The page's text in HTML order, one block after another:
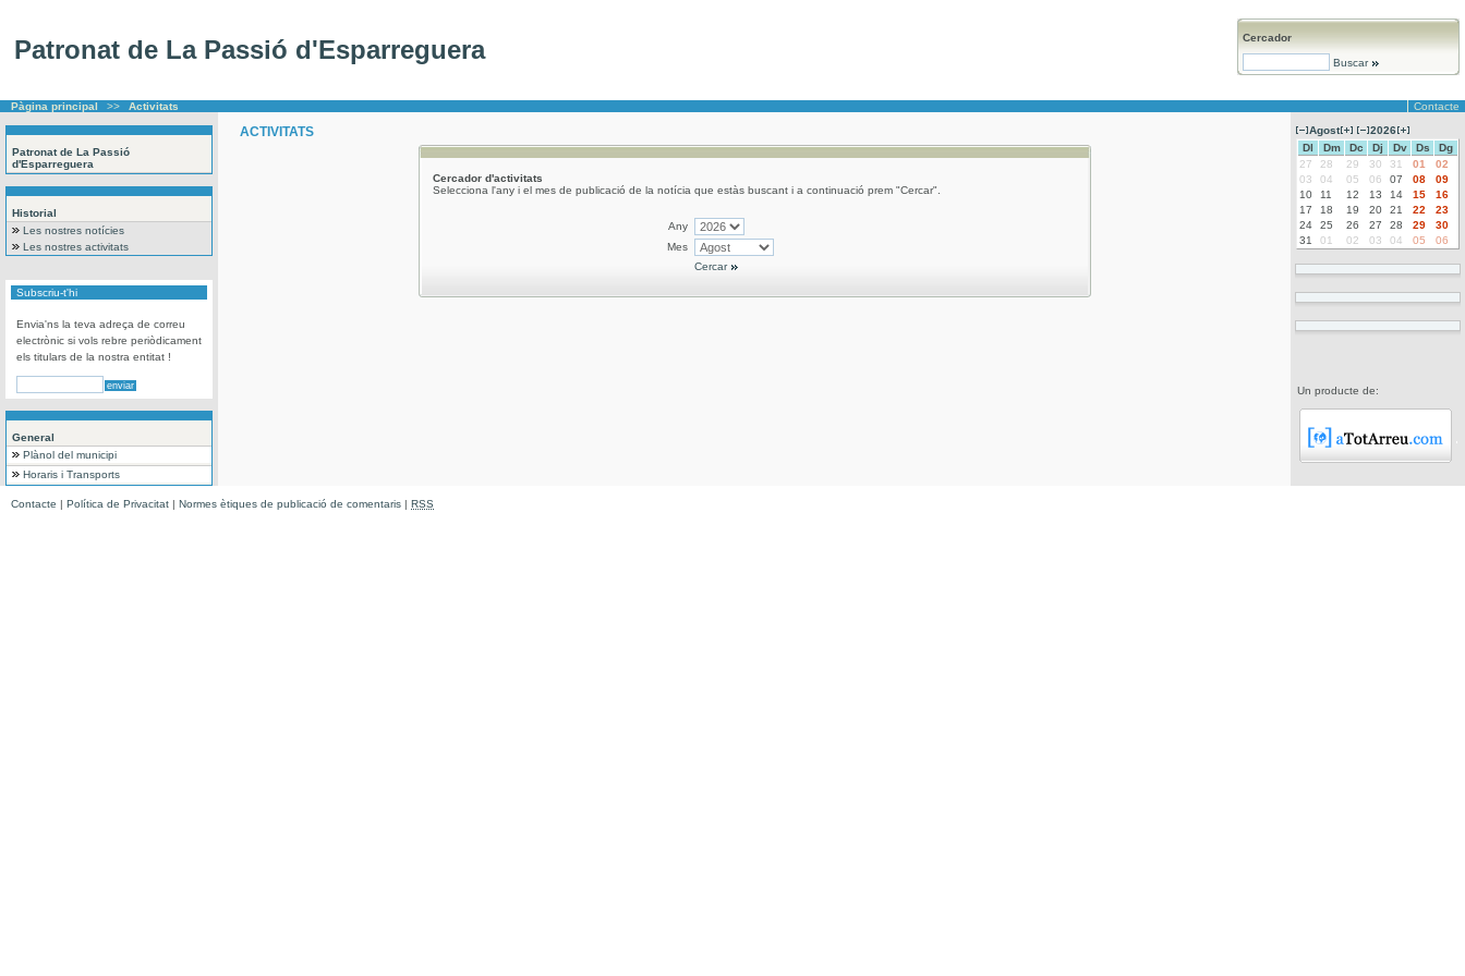
Patronat de La Passió d'Esparreguera Cercador
Buscar
Pàgina principal >> Activitats Contacte
Patronat de La Passió
d'Esparreguera
Historial
Les nostres notícies
Les nostres activitats
Subscriu-t'hi
Envia'ns la teva adreça de correu
electrònic si vols rebre periòdicament
els titulars de la nostra entitat !
General
Plànol del municipi
Horaris i Transports
ACTIVITATS
Cercador d'activitats
Selecciona l'any i el mes de publicació de la notícia que estàs buscant i a continuació prem "Cercar".
Any
Mes
Cercar
Agost
2026
Dl
Dm Dc Dj Dv Ds
Dg
27
28 29 30 31 01
02
03
04 05 06 07 08
09
10
11 12 13 14 15
16
17
18 19 20 21 22
23
24
25 26 27 28 29
30
31
01 02 03 04 05 06
Un producte de:
Contacte | Política de Privacitat | Normes ètiques de publicació de comentaris | RSS